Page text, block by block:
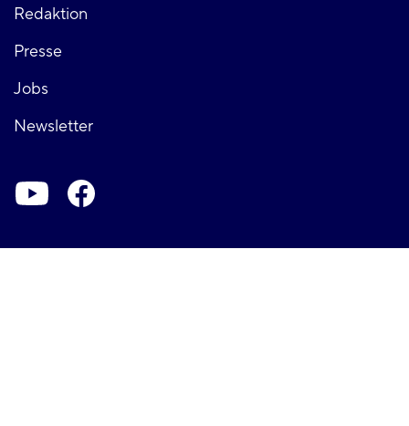
Fußzeile
rechts
Redaktion
Presse
Jobs
Newsletter
Soziale-
Netzwerke